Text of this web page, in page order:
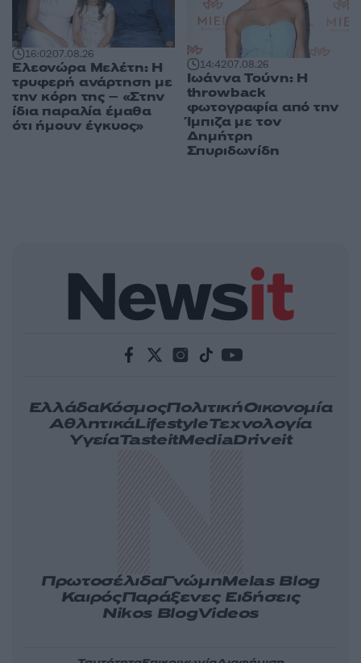
16:0207.08.26
Ελεονώρα Μελέτη: Η
τρυφερή ανάρτηση με
την κόρη της – «Στην
ίδια παραλία έμαθα
ότι ήμουν έγκυος»
14:4207.08.26
Ιωάννα Τούνη: Η
throwback
φωτογραφία από την
Ίμπιζα με τον
Δημήτρη
Σπυριδωνίδη
ΕλλάδαΚόσμοςΠολιτικήΟικονομία
ΑθλητικάLifestyleΤεχνολογία
ΥγείαTasteitMediaDriveit
ΠρωτοσέλιδαΓνώμηMelas Blog
ΚαιρόςΠαράξενες Ειδήσεις
Nikos BlogVideos